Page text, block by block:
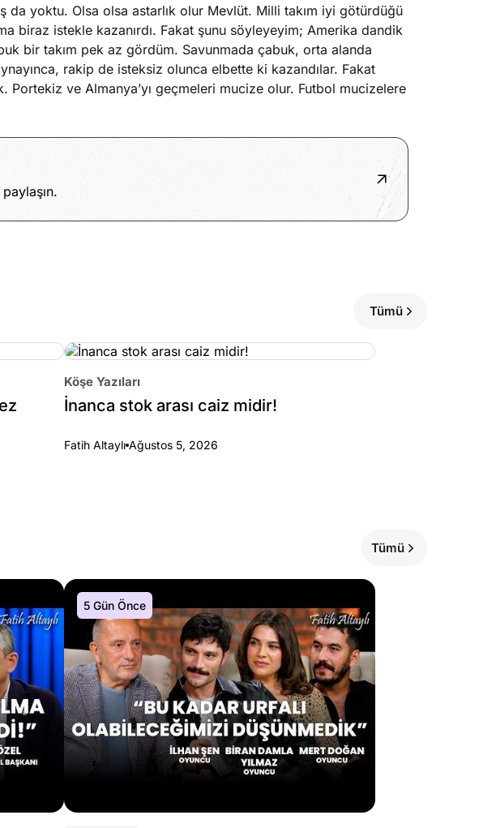
yoktu. Olsa olsa astarlık olur Mevlüt. Milli takım iyi götürdüğü
biraz istekle kazanırdı. Fakat şunu söyleyeyim; Amerika dandik
bir takım pek az gördüm. Savunmada çabuk, orta alanda
rakip de isteksiz olunca elbette ki kazandılar. Fakat
Portekiz ve Almanya’yı geçmeleri mucize olur. Futbol mucizelere
paylaşın.
Tümü
Köşe Yazıları
İnanca stok arası caiz midir!
Fatih Altaylı Ağustos 5, 2026
Tümü
5 Gün Önce